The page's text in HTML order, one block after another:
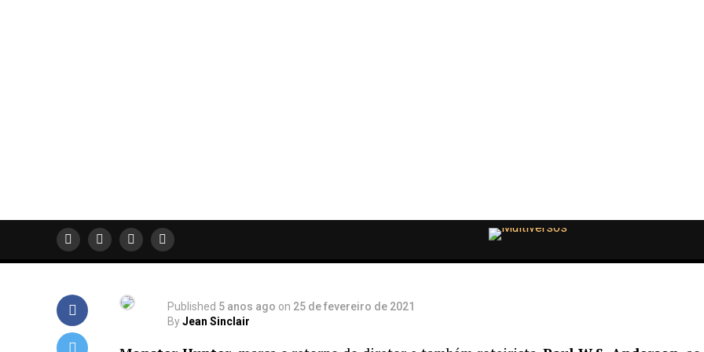
Jovovich e Tony Jaa enfrentam monstros gigantes e
mortais.
Published 5 anos ago on 25 de fevereiro de 2021
ByJean Sinclair